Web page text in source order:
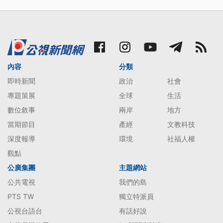
內容
即時新聞
專題策展
數位敘事
當期節目
深度報導
觀點
分類
政治
社會
全球
生活
兩岸
地方
產經
文教科技
環境
社福人權
公廣集團
公共電視
PTS TW
公視台語台
主題網站
我們的島
獨立特派員
有話好說